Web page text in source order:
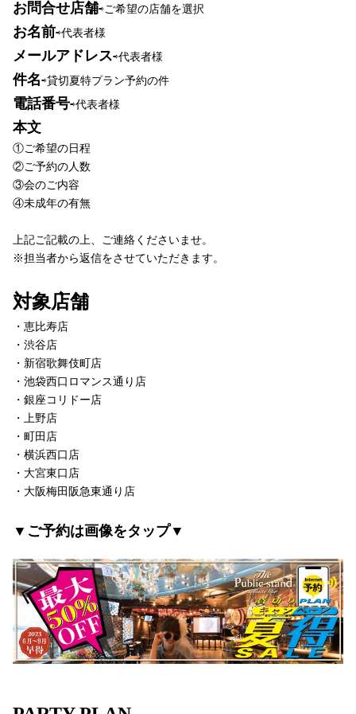
お問合せ店舗⇨ご希望の店舗を選択
お名前⇨代表者様
メールアドレス⇨代表者様
件名⇨貸切夏特プラン予約の件
電話番号⇨代表者様
本文
①ご希望の日程
②ご予約の人数
③会のご内容
④未成年の有無
上記ご記載の上、ご連絡くださいませ。
※担当者から返信をさせていただきます。
対象店舗
・恵比寿店
・渋谷店
・新宿歌舞伎町店
・池袋西口ロマンス通り店
・銀座コリドー店
・上野店
・町田店
・横浜西口店
・大宮東口店
・大阪梅田阪急東通り店
▼ご予約は画像をタップ▼